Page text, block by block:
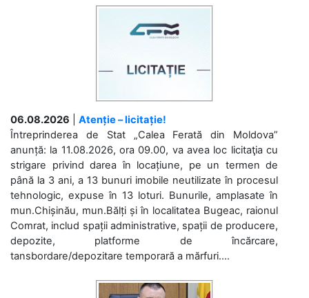
06.08.2026
Atenție – licitație!
Întreprinderea de Stat „Calea Ferată din Moldova”
anunță: la 11.08.2026, ora 09.00, va avea loc licitaţia cu
strigare privind darea în locațiune, pe un termen de
până la 3 ani, a 13 bunuri imobile neutilizate în procesul
tehnologic, expuse în 13 loturi. Bunurile, amplasate în
mun.Chișinău, mun.Bălți și în localitatea Bugeac, raionul
Comrat, includ spații administrative, spații de producere,
depozite, platforme de încărcare,
tansbordare/depozitare temporară a mărfuri....